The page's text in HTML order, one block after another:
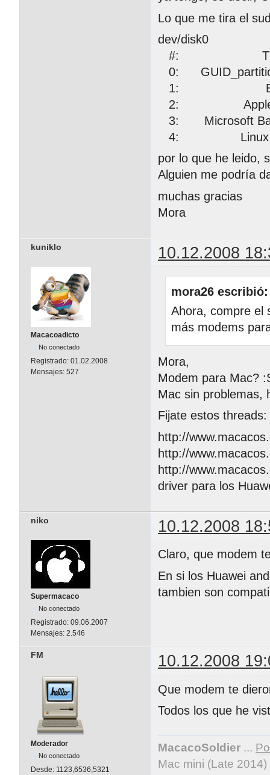
Lo que me tira el
dev/disk0
#: TYPE
0:
1: EFI
2:
3: Microsoft
4: Linux
por lo que he leido,
Alguien me podría
muchas gracias
Mora
kuniklo 10.12.2008
Macacoadicto
No conectado
Registrado: 01.02.2008
Mensajes: 527
mora26 escribió:
Ahora, compre el
más modems
Mora,
Modem para Mac?
Mac sin problemas,
Fijate estos threads:
http://
http://
http://
driver para los
niko 10.12.2008
Supermacaco
No conectado
Registrado: 09.06.2007
Mensajes: 2.546
Claro, que modem
En si los Huawei
tambien son
FM 10.12.2008
Moderador
No conectado
Desde: 1123,6536,5321
Que modem te
Todos los que he
MacacoSoldier ...
Mac mini (Late